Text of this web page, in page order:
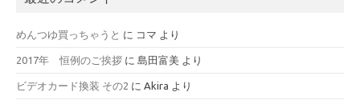
めんつゆ買っちゃうと に コマ より
2017年 恒例のご挨拶 に 島田富美 より
ビデオカード換装 その2 に Akira より